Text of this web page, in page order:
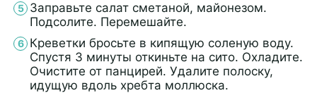
Заправьте салат сметаной, майонезом.
Подсолите. Перемешайте.
Креветки бросьте в кипящую соленую воду.
Спустя 3 минуты откиньте на сито. Охладите.
Очистите от панцирей. Удалите полоску,
идущую вдоль хребта моллюска.